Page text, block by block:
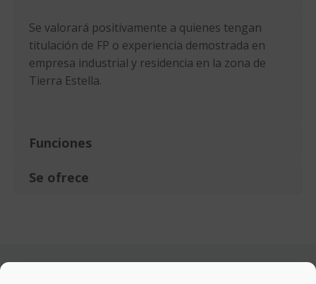
Se valorará positivamente a quienes tengan
titulación de FP o experiencia demostrada en
empresa industrial y residencia en la zona de
Tierra Estella.
Funciones
Se ofrece